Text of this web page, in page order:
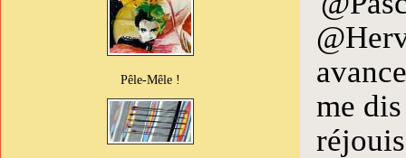
Pêle-Mêle !
me